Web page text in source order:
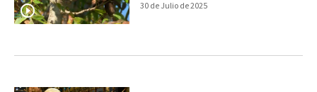
30 de Julio de 2025